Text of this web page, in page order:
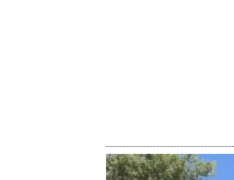
Reproduktor
videozapisa